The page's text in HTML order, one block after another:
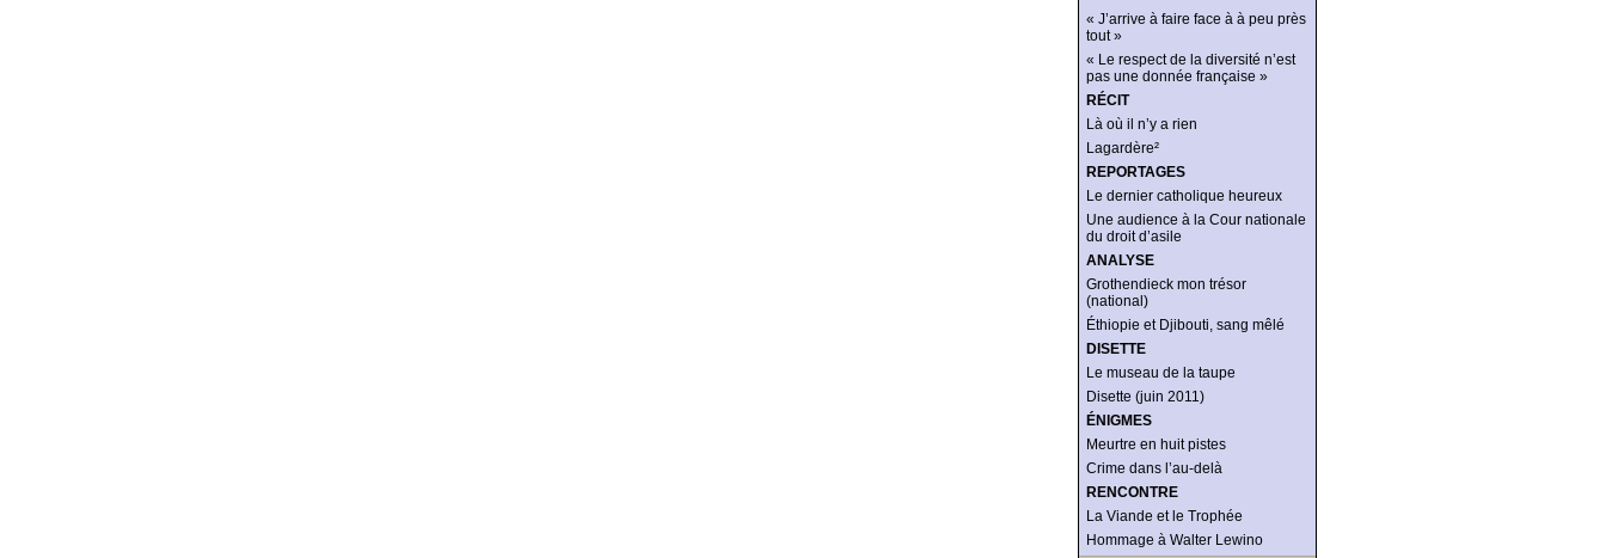
« J’arrive à faire face à à peu près
tout »
« Le respect de la diversité n’est
pas une donnée française »
RÉCIT
Là où il n’y a rien
Lagardère²
REPORTAGES
Le dernier catholique heureux
Une audience à la Cour nationale
du droit d’asile
ANALYSE
Grothendieck mon trésor
(national)
Éthiopie et Djibouti, sang mêlé
DISETTE
Le museau de la taupe
Disette (juin 2011)
ÉNIGMES
Meurtre en huit pistes
Crime dans l’au-delà
RENCONTRE
La Viande et le Trophée
Hommage à Walter Lewino